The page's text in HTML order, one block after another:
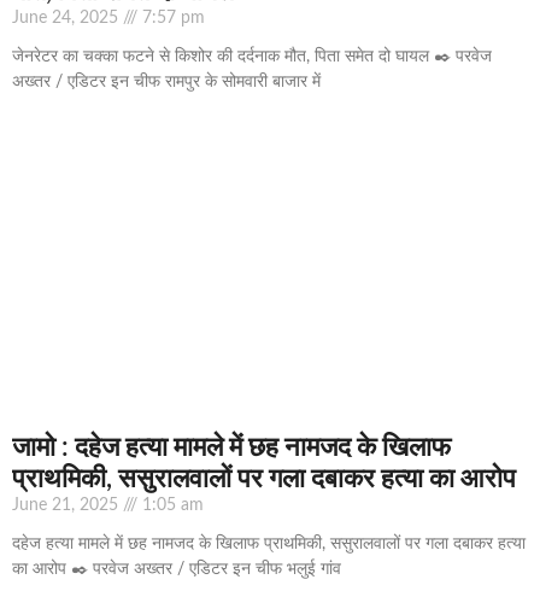
June 24, 2025 7:57 pm
जेनरेटर का चक्का फटने से किशोर की दर्दनाक मौत, पिता समेत दो घायल ✒️ परवेज
अख्तर / एडिटर इन चीफ रामपुर के सोमवारी बाजार में
जामो : दहेज हत्या मामले में छह नामजद के खिलाफ
प्राथमिकी, ससुरालवालों पर गला दबाकर हत्या का आरोप
June 21, 2025 1:05 am
दहेज हत्या मामले में छह नामजद के खिलाफ प्राथमिकी, ससुरालवालों पर गला दबाकर हत्या
का आरोप ✒️ परवेज अख्तर / एडिटर इन चीफ भलुई गांव